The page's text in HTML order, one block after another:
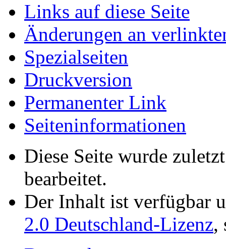
Links auf diese Seite
Änderungen an
Spezialseiten
Druckversion
Permanenter Link
Seiten­­informationen
Diese Seite wurde
bearbeitet.
Der Inhalt ist verfügbar
2.0 Deutschland-Lizenz,